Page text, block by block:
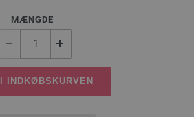
MÆNGDE
I INDKØBSKURVEN